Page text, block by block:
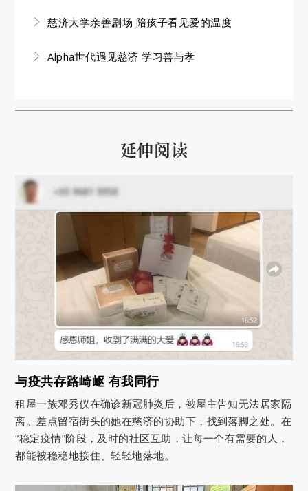
慈济大学亲善剧场 陪孩子看见爱的温度
Alpha世代遇见慈济 学习善与孝
延伸阅读
与疫共存路崎岖 有我同行
租屋一族邓秀仪在确诊新冠肺炎后，被屋主告知无法居家隔
离。差点留宿街头的她在慈济的协助下，找到落脚之处。在
“稳定疫情”阶段，及时的社区互助，让每一个有需要的人，
都能被稳稳地接住、轻轻地落地。